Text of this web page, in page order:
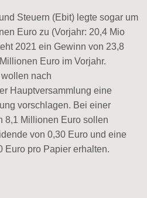
Steuern (Ebit) legte sogar um
Euro zu (Vorjahr: 20,4 Mio
2021 ein Gewinn von 23,8
Euro im Vorjahr.
nach
Hauptversammlung eine
vorschlagen. Bei einer
8,1 Millionen Euro sollen
von 0,30 Euro und eine
Euro pro Papier erhalten.